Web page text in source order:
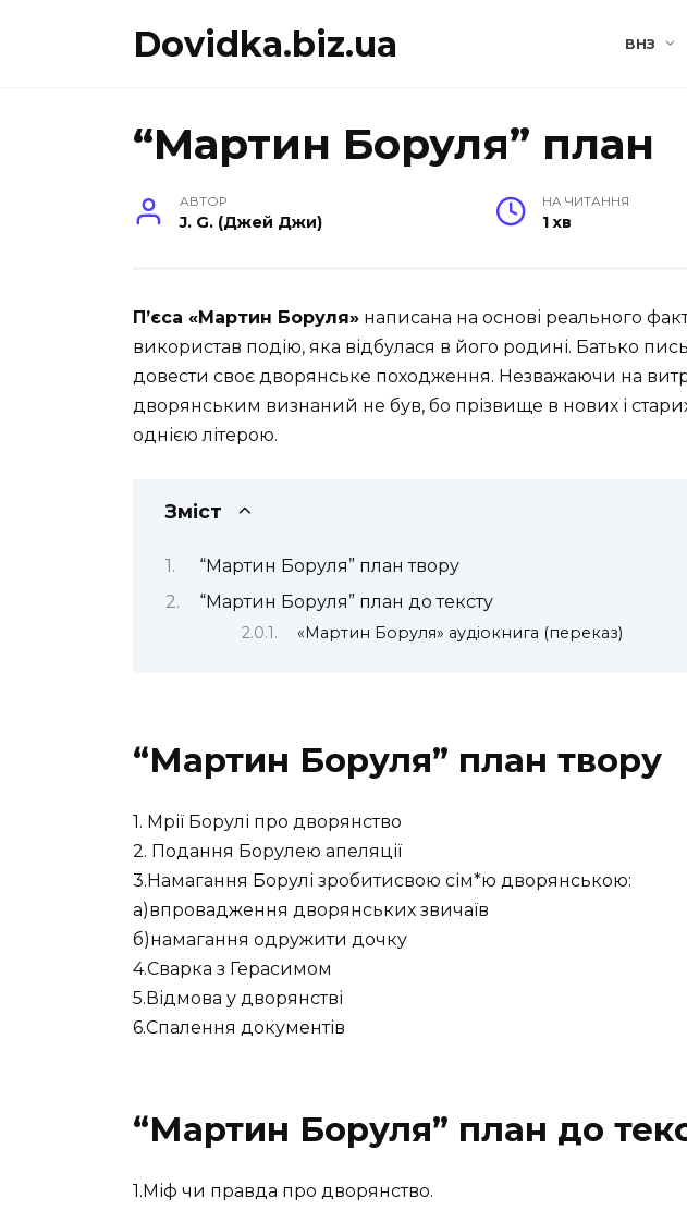
Dovidka.biz.ua ВНЗ
“Мартин Боруля” план
АВТОР
J. G. (Джей Джи)
НА ЧИТАННЯ
1 хв
П’єса «Мартин Боруля» написана на основі реального
використав подію, яка відбулася в його родині. Батько
довести своє дворянське походження. Незважаючи на
дворянським визнаний не був, бо прізвище в нових і
однією літерою.
Зміст
“Мартин Боруля” план твору
“Мартин Боруля” план до тексту
«Мартин Боруля» аудіокнига (переказ)
“Мартин Боруля” план твору
1. Мрії Борулі про дворянство
2. Подання Борулею апеляції
3.Намагання Борулі зробитисвою сім*ю дворянською:
а)впровадження дворянських звичаїв
б)намагання одружити дочку
4.Сварка з Герасимом
5.Відмова у дворянстві
6.Спалення документів
“Мартин Боруля” план до
1.Міф чи правда про дворянство.